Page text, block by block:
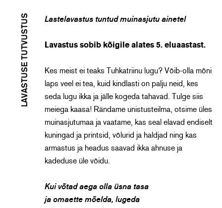
LAVASTUSE TUTVUSTUS Lastelavastus tuntud muinasjutu ainetel
Lavastus sobib kõigile alates 5. eluaastast.
Kes meist ei teaks Tuhkatriinu lugu? Võib-olla mõni
laps veel ei tea, kuid kindlasti on palju neid, kes
seda lugu ikka ja jälle kogeda tahavad. Tulge siis
meiega kaasa! Rändame unistusteilma, otsime üles
muinasjutumaa ja vaatame, kas seal elavad endiselt
kuningad ja printsid, võlurid ja haldjad ning kas
armastus ja headus saavad ikka ahnuse ja
kadeduse üle võidu.
Kui võtad aega olla üsna tasa
ja omaette mõelda, lugeda